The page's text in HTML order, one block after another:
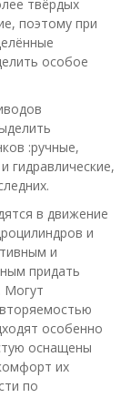
твёрдых
поэтому при
особое
:ручные,
гидравлические,
в движение
и
и
придать
Могут
особенно
оснащены
их
по